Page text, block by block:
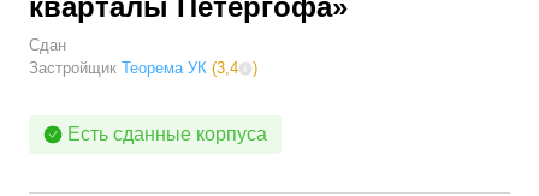
кварталы Петергофа»
Сдан
Застройщик Теорема УК (3,4 )
Есть сданные корпуса